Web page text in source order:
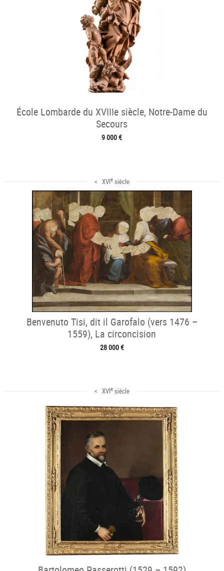
École Lombarde du XVIIIe siècle, Notre-Dame du
Secours
9 000 €
< XVIesiècle
Benvenuto Tisi, dit il Garofalo (vers 1476 –
1559), La circoncision
28 000 €
< XVIesiècle